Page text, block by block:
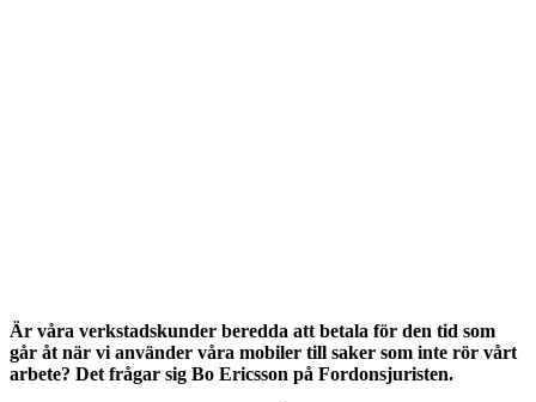
Är våra verkstadskunder beredda att betala för den tid som
går åt när vi använder våra mobiler till saker som inte rör vårt
arbete? Det frågar sig Bo Ericsson på Fordonsjuristen.